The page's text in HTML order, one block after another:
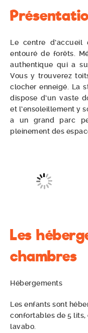
Le centre
entouré de forêts.
authentique qui a su
Vous y trouverez
clocher enneigé. La
dispose d’un vaste
et l’ensoleillement y
a un grand parc
pleinement des
Les
chambres
Hébergements
Les enfants sont
confortables de 5 lits,
lavabo.